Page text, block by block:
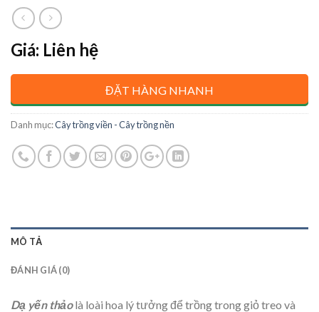
Giá: Liên hệ
ĐẶT HÀNG NHANH
Danh mục:Cây trồng viền - Cây trồng nền
MÔ TẢ
ĐÁNH GIÁ (0)
Dạ yến thảolà loài hoa lý tưởng để trồng trong giỏ treo và